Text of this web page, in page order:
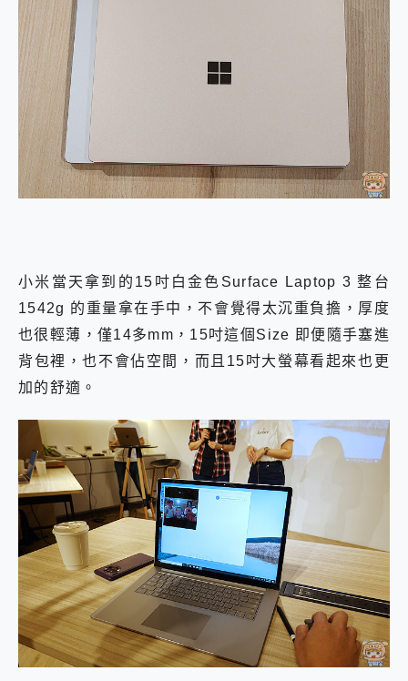
小米當天拿到的15吋白金色Surface Laptop 3 整台
1542g 的重量拿在手中，不會覺得太沉重負擔，厚度
也很輕薄，僅14多mm，15吋這個Size 即便隨手塞進
背包裡，也不會佔空間，而且15吋大螢幕看起來也更
加的舒適。